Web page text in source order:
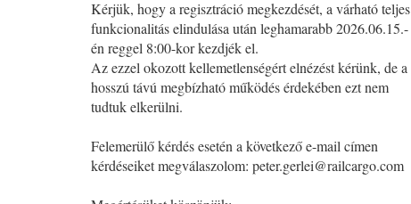
Kérjük, hogy a regisztráció megkezdését, a várható teljes
funkcionalitás elindulása után leghamarabb 2026.06.15.-
én reggel 8:00-kor kezdjék el.
Az ezzel okozott kellemetlenségért elnézést kérünk, de a
hosszú távú megbízható működés érdekében ezt nem
tudtuk elkerülni.
Felemerülő kérdés esetén a következő e-mail címen
kérdéseiket megválaszolom: peter.gerlei@railcargo.com